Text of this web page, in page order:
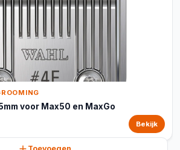
voor Max50 en MaxGo
Bekijk